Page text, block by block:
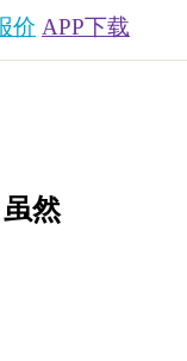
价 APP下载
然